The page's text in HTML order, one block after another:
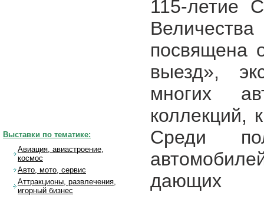
115-летие
посвящена
выезд»,
многих
коллекций,
Среди
дающих
Выставки по тематике:
Авиация, авиастроение,
космос
Авто, мото, сервис
Аттракционы, развлечения,
игорный бизнес